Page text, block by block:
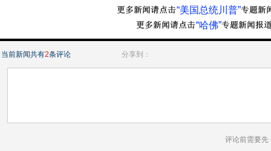
“美国总统川普”
“哈佛”
当前新闻共有2条评论 分享到：
评论前需要先